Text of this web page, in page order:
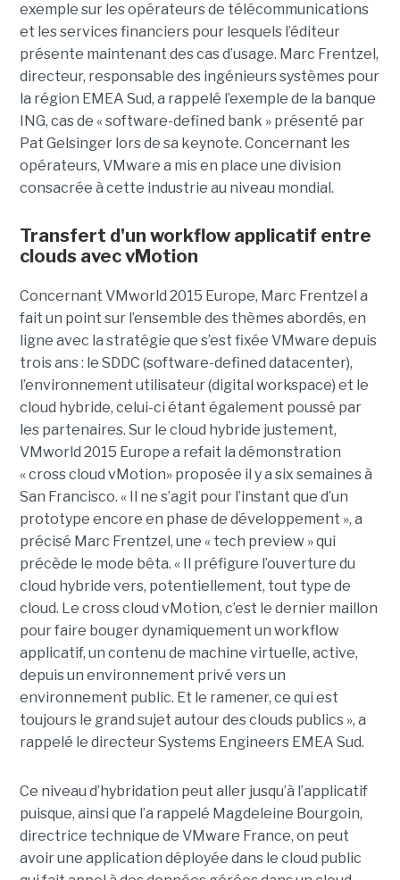
exemple sur les opérateurs de télécommunications
et les services financiers pour lesquels l’éditeur
présente maintenant des cas d’usage. Marc Frentzel,
directeur, responsable des ingénieurs systèmes pour
la région EMEA Sud, a rappelé l’exemple de la banque
ING, cas de « software-defined bank » présenté par
Pat Gelsinger lors de sa keynote. Concernant les
opérateurs, VMware a mis en place une division
consacrée à cette industrie au niveau mondial.
Transfert d'un workflow applicatif entre
clouds avec vMotion
Concernant VMworld 2015 Europe, Marc Frentzel a
fait un point sur l’ensemble des thèmes abordés, en
ligne avec la stratégie que s’est fixée VMware depuis
trois ans : le SDDC (software-defined datacenter),
l’environnement utilisateur (digital workspace) et le
cloud hybride, celui-ci étant également poussé par
les partenaires. Sur le cloud hybride justement,
VMworld 2015 Europe a refait la démonstration
« cross cloud vMotion» proposée il y a six semaines à
San Francisco. « Il ne s’agit pour l’instant que d’un
prototype encore en phase de développement », a
précisé Marc Frentzel, une « tech preview » qui
précède le mode bêta. « Il préfigure l’ouverture du
cloud hybride vers, potentiellement, tout type de
cloud. Le cross cloud vMotion, c’est le dernier maillon
pour faire bouger dynamiquement un workflow
applicatif, un contenu de machine virtuelle, active,
depuis un environnement privé vers un
environnement public. Et le ramener, ce qui est
toujours le grand sujet autour des clouds publics », a
rappelé le directeur Systems Engineers EMEA Sud.
Ce niveau d’hybridation peut aller jusqu’à l’applicatif
puisque, ainsi que l’a rappelé Magdeleine Bourgoin,
directrice technique de VMware France, on peut
avoir une application déployée dans le cloud public